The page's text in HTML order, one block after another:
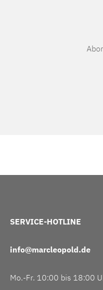
SERVICE-HOTLINE
info@marcleopold.de
Mo.-Fr. 10:00 bis 18:00